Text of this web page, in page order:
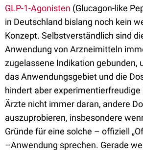
GLP-1-Agonisten (Glucagon-like
in Deutschland bislang noch kein
Konzept. Selbstverständlich sind
Anwendung von Arzneimitteln
zugelassene Indikation gebunden,
das Anwendungsgebiet und die
hindert aber experimentierfreudige
Ärzte nicht immer daran, andere
auszuprobieren, insbesondere
Gründe für eine solche – offiziell
–Anwendung sprechen. Gerade